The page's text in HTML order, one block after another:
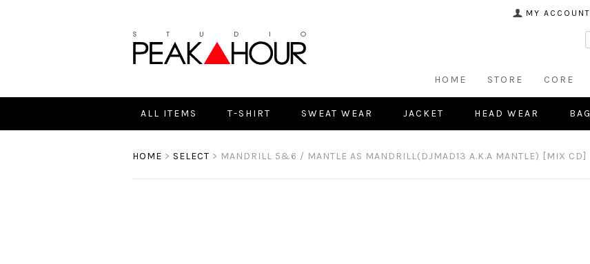
MY ACCOUNT
HOME STORE CORE
ALL ITEMS T-SHIRT SWEAT WEAR JACKET HEAD WEAR BAG
HOME > SELECT > MANDRILL 5&6 / MANTLE AS MANDRILL(DJMAD13 A.K.A MANTLE) [MIX CD]